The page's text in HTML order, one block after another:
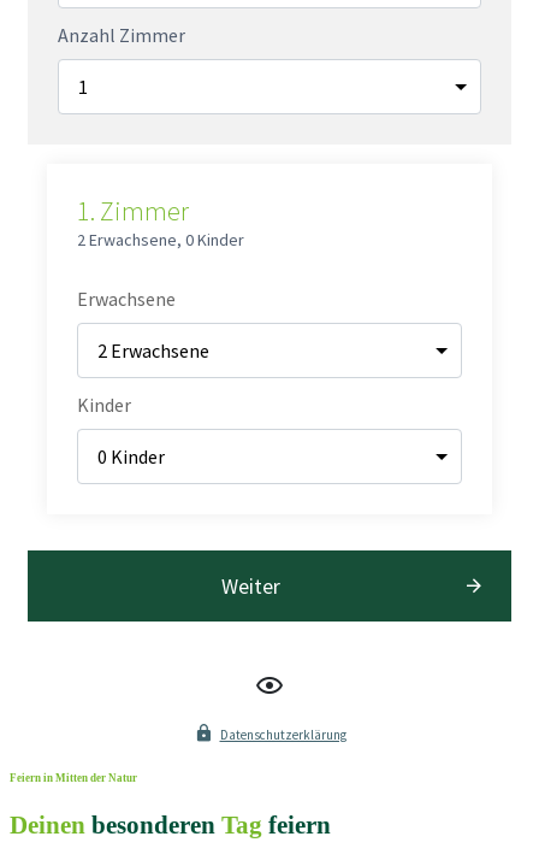
Anzahl Zimmer
1. Zimmer
2 Erwachsene, 0 Kinder
Erwachsene
Kinder
Weiter
Datenschutzerklärung
Feiern in Mitten der Natur
Deinen besonderen Tag feiern